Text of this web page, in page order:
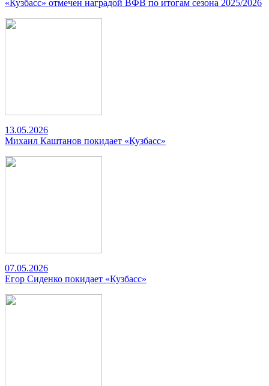
«Кузбасс» отмечен наградой ВФВ по итогам сезона 2025/2026
13.05.2026
Михаил Каштанов покидает «Кузбасс»
07.05.2026
Егор Сиденко покидает «Кузбасс»